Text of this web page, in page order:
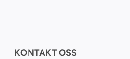
KONTAKT OSS